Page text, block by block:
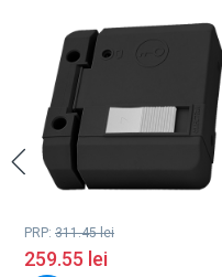
PRP: 311.45lei
259.55 lei